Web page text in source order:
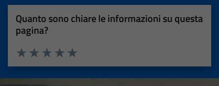
Quanto sono chiare le informazioni su questa
pagina?
Valuta 5 stelle su 5
Valuta 4 stelle su 5
Valuta 3 stelle su 5
Valuta 2 stelle su 5
Valuta 1 stelle su 5